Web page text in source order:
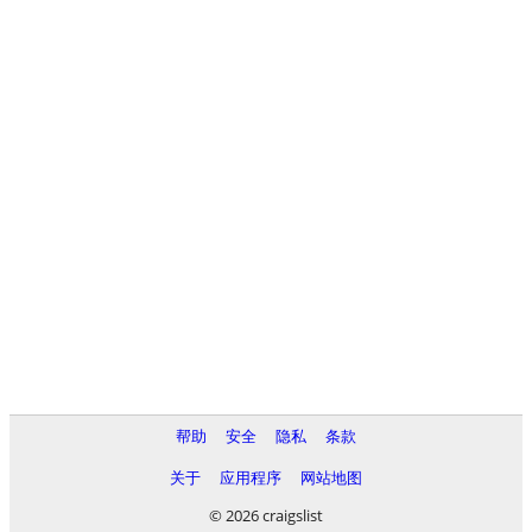
帮助 安全 隐私
条款
关于
应用程序
网站地图
© 2026 craigslist